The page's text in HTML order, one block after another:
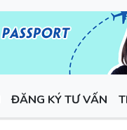
ĐĂNG KÝ TƯ VẤN